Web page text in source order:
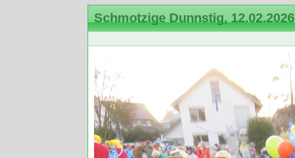
Schmotzige Dunnstig, 12.02.2026